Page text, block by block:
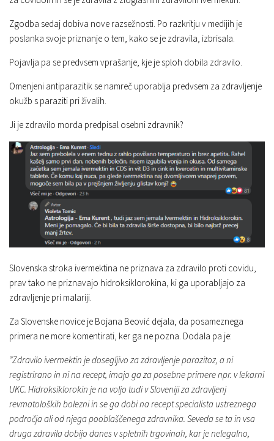
Zgodba sedaj dobiva nove razsežnosti. Po razkritju v medijih je
poslanka svoje priznanje o tem, kako se je zdravila, izbrisala.
Pojavlja pa se predvsem vprašanje, kje je sploh dobila zdravilo.
Omenjeni antiparazitik se namreč uporablja predvsem za zdravljenje
okužb s paraziti pri živalih.
Ji je zdravilo morda predpisal osebni zdravnik?
Slovenska stroka ivermektina ne priznava za zdravilo proti covidu,
prav tako ne priznavajo hidroksiklorokina, ki ga uporabljajo za
zdravljenje pri malariji.
Za Slovenske novice je Bojana Beović dejala, da posameznega
primera ne more komentirati, ker ga ne pozna. Dodala pa je:
”Zdravilo ivermektin je dosegljivo za zdravljenje parazitoz, a ni
registrirano in ni na recept, imajo ga za posebne primere npr. v lekarni
UKC. Hidroksiklorokin je na voljo tudi v Sloveniji za zdravljenj
revmatoloških bolezni in se ga dobi na recept specialista ustreznega
področja ali od njega pooblaščenega zdravnika. Seveda se ta in vsa
druga zdravila dobijo danes v spletnih trgovinah, kar je nelegalno,